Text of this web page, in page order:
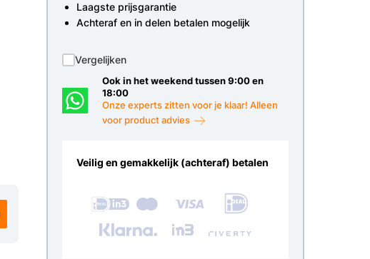
Laagste prijsgarantie
Achteraf en in delen betalen mogelijk
Vergelijken
Ook in het weekend tussen 9:00 en
18:00
Onze experts zitten voor je klaar! Alleen
voor product advies
Veilig en gemakkelijk (achteraf) betalen